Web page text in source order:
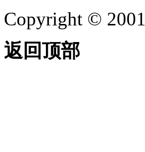
Copyright ©
返回顶部